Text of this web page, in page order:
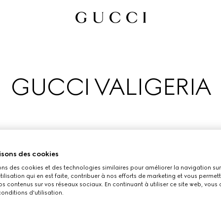
GUCCI VALIGERIA
sur l’héritage de la Maison, autrefois atelier de
toutes vos aventures estivales.
des cookies
des cookies et des technologies similaires pour améliorer la navigation sur
qui en est faite, contribuer à nos efforts de marketing et vous
contenus sur vos réseaux sociaux. En continuant à utiliser ce site web, vous
d'utilisation.